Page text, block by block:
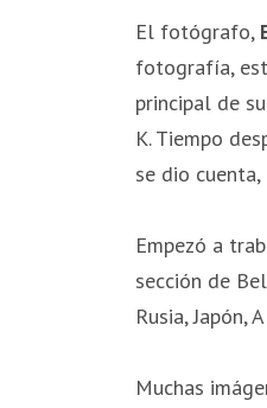
El fotógrafo,
fotografía,
principal de
K. Tiempo
se dio
Empezó a
sección de
Rusia, Japón,
Muchas